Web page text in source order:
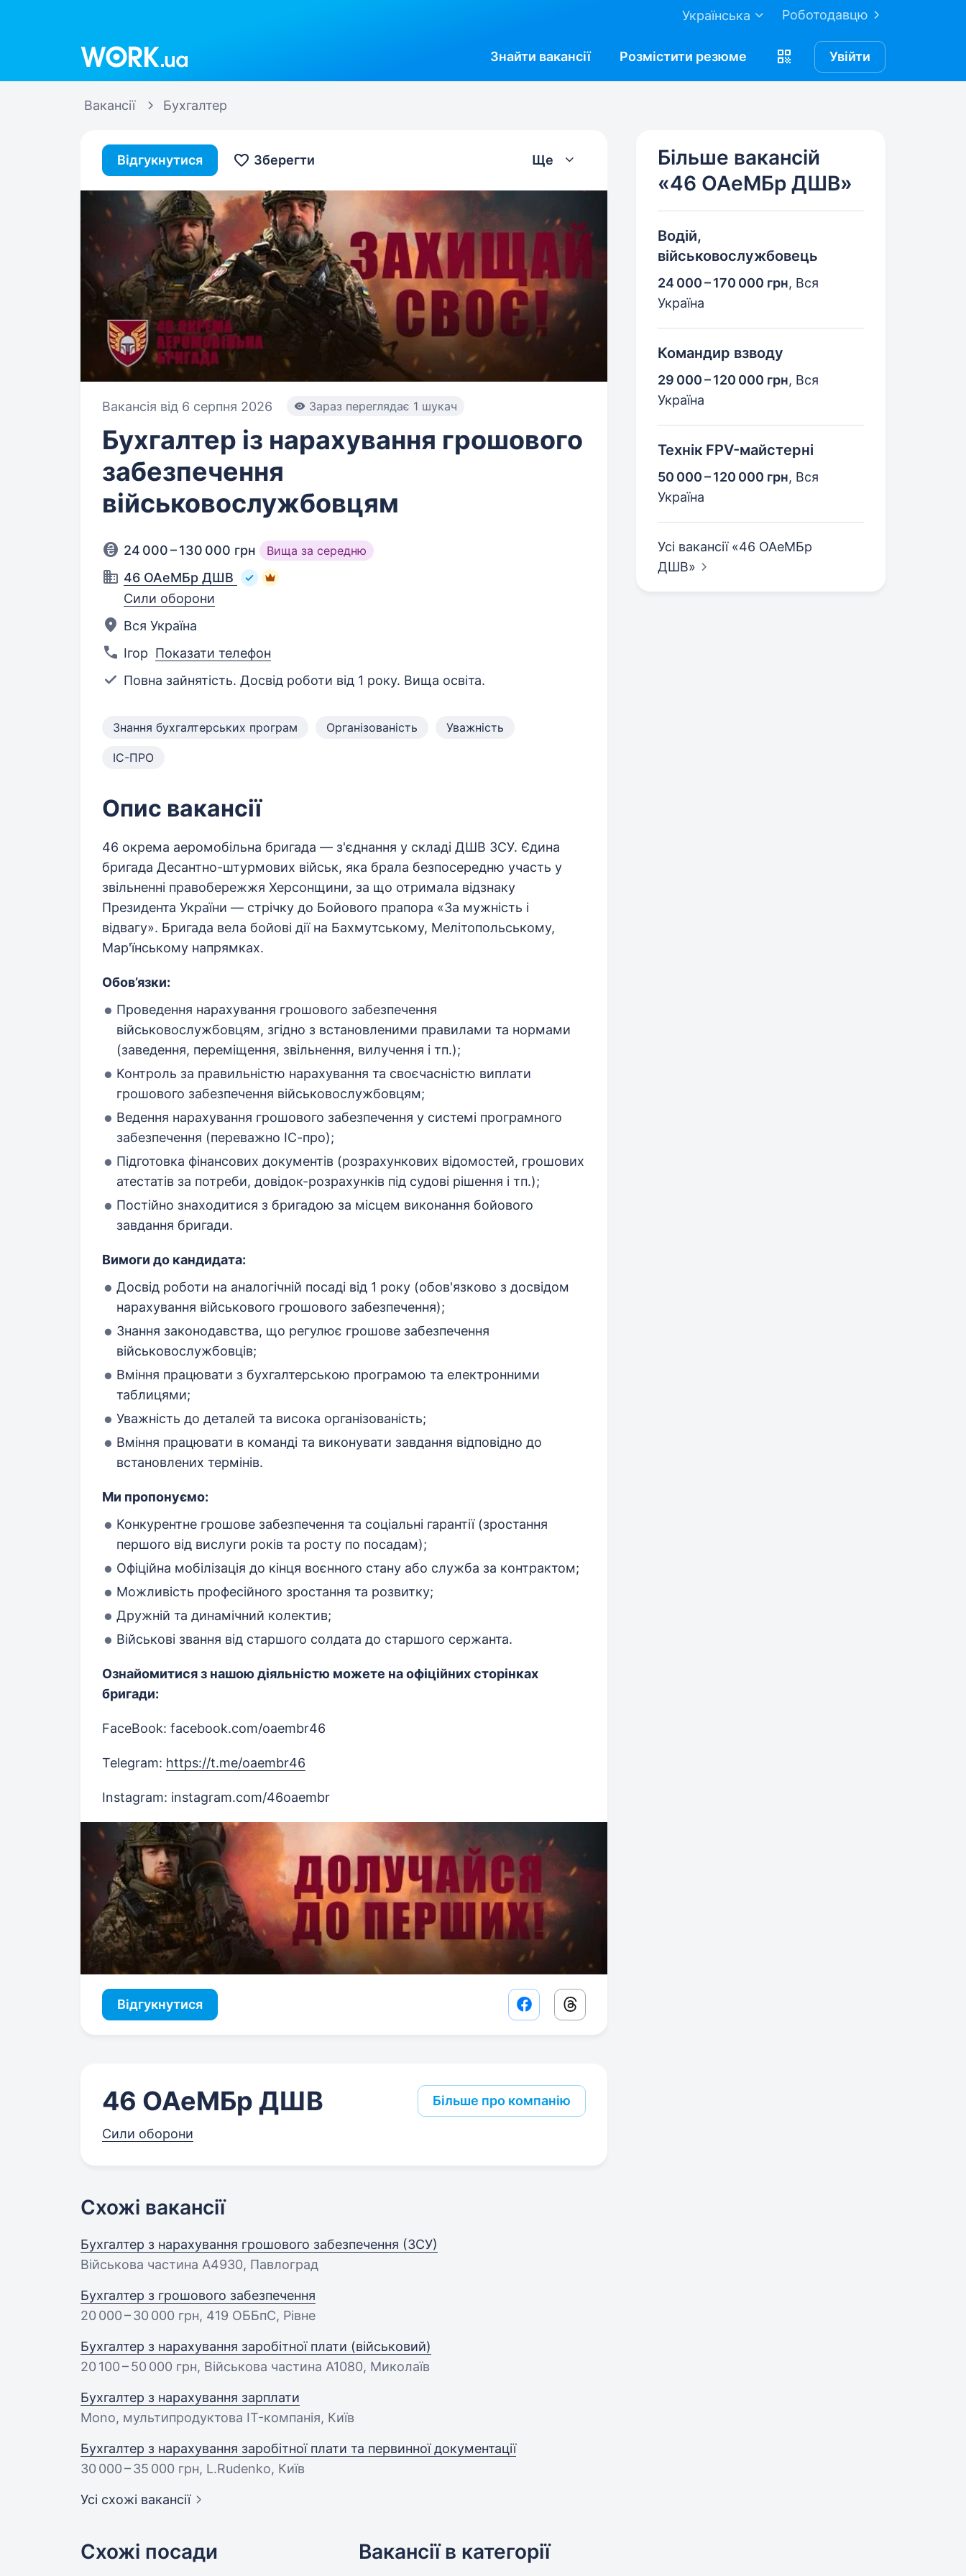
Роботодавцю
Українська
Знайти вакансії Розмістити резюме Увійти
Вакансії Бухгалтер
Відгукнутися Зберегти Ще
Вакансія від 6 серпня 2026 Зараз переглядає 1 шукач
Бухгалтер із нарахування грошового
забезпечення
військовослужбовцям
24 000 – 130 000 грн Вища за середню
46 ОАеМБр ДШВ
Сили оборони
Вся Україна
Ігор Показати телефон
Повна зайнятість. Досвід роботи від 1 року. Вища освіта.
Знання бухгалтерських програм Організованість Уважність
ІС-ПРО
Опис вакансії
46 окрема аеромобільна бригада — з'єднання у складі ДШВ ЗСУ. Єдина
бригада Десантно-штурмових військ, яка брала безпосередню участь у
звільненні правобережжя Херсонщини, за що отримала відзнаку
Президента України — стрічку до Бойового прапора «За мужність і
відвагу». Бригада вела бойові дії на Бахмутському, Мелітопольському,
Мар'їнському напрямках.
Обов’язки:
Проведення нарахування грошового забезпечення
військовослужбовцям, згідно з встановленими правилами та нормами
(заведення, переміщення, звільнення, вилучення і тп.);
Контроль за правильністю нарахування та своєчасністю виплати
грошового забезпечення військовослужбовцям;
Ведення нарахування грошового забезпечення у системі програмного
забезпечення (переважно ІС-про);
Підготовка фінансових документів (розрахункових відомостей, грошових
атестатів за потреби, довідок-розрахунків під судові рішення і тп.);
Постійно знаходитися з бригадою за місцем виконання бойового
завдання бригади.
Вимоги до кандидата:
Досвід роботи на аналогічній посаді від 1 року (обов'язково з досвідом
нарахування військового грошового забезпечення);
Знання законодавства, що регулює грошове забезпечення
військовослужбовців;
Вміння працювати з бухгалтерською програмою та електронними
таблицями;
Уважність до деталей та висока організованість;
Вміння працювати в команді та виконувати завдання відповідно до
встановлених термінів.
Ми пропонуємо:
Конкурентне грошове забезпечення та соціальні гарантії (зростання
першого від вислуги років та росту по посадам);
Офіційна мобілізація до кінця воєнного стану або служба за контрактом;
Можливість професійного зростання та розвитку;
Дружній та динамічний колектив;
Військові звання від старшого солдата до старшого сержанта.
Ознайомитися з нашою діяльністю можете на офіційних сторінках
бригади:
FaceBook: facebook.com/oaembr46
Telegram: https://t.me/oaembr46
Instagram: instagram.com/46oaembr
Відгукнутися Facebook share link
Threads share link
46 ОАеМБр ДШВ
Сили оборони
Більше про компанію
Схожі вакансії
Бухгалтер з нарахування грошового забезпечення (ЗСУ)
Військова частина А4930, Павлоград
Бухгалтер з грошового забезпечення
20 000 – 30 000 грн, 419 ОББпС, Рівне
Бухгалтер з нарахування заробітної плати (військовий)
20 100 – 50 000 грн, Військова частина А1080, Миколаїв
Бухгалтер з нарахування зарплати
Mono, мультипродуктова IT-компанія, Київ
Бухгалтер з нарахування заробітної плати та первинної документації
30 000 – 35 000 грн, L.Rudenko, Київ
Усі схожі вакансії
Схожі посади Вакансії в категорії
Більше вакансій
«46 ОАеМБр ДШВ»
Водій,
військовослужбовець
24 000 – 170 000 грн, Вся
Україна
Командир взводу
29 000 – 120 000 грн, Вся
Україна
Технік FPV-майстерні
50 000 – 120 000 грн, Вся
Україна
Усі вакансії «46 ОАеМБр
ДШВ»